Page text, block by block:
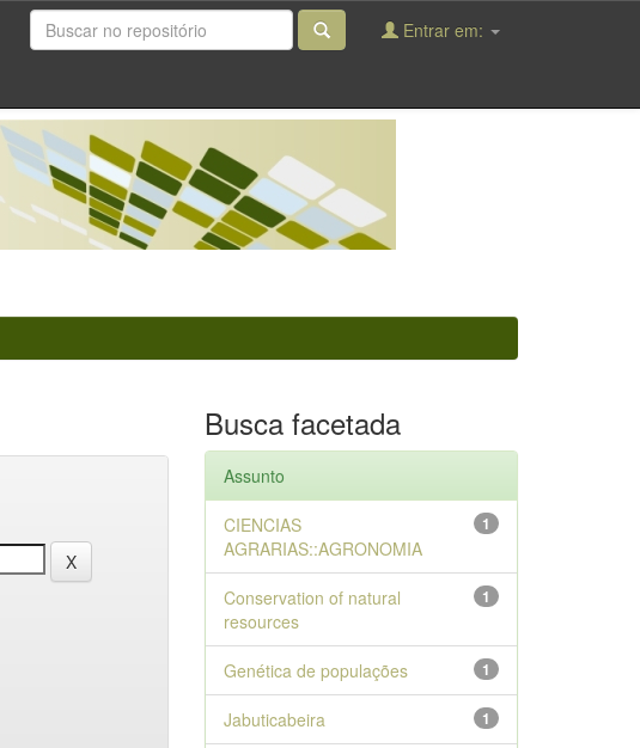
Entrar em:
Busca facetada
Assunto
1
CIENCIAS
AGRARIAS::AGRONOMIA
1
Conservation of natural
resources
1
Genética de populações
1
Jabuticabeira